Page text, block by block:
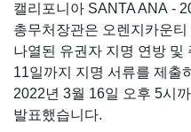
캘리포니아 SANTA ANA -
총무처장관은 오렌지카운
나열된 유권자 지명 연방 및
11일까지 지명 서류를 제출
2022년 3월 16일 오후 5시
발표했습니다.